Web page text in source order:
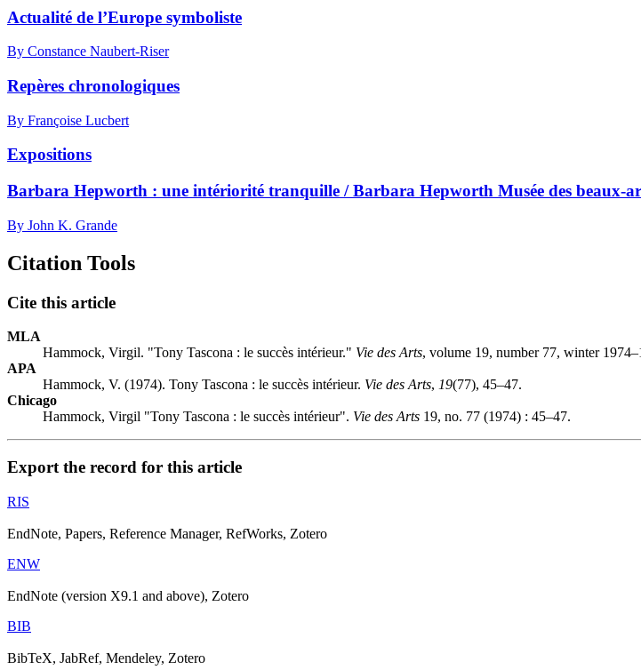
Actualité de l’Europe symboliste
By Constance Naubert-Riser
Repères chronologiques
By Françoise Lucbert
Expositions
Barbara Hepworth : une intériorité tranquille / Barbara Hepworth Musée des beaux-
By John K. Grande
Citation Tools
Cite this article
MLA
Hammock, Virgil. "Tony Tascona : le succès intérieur." Vie des Arts, volume 19, number 77, winter
APA
Hammock, V. (1974). Tony Tascona : le succès intérieur. Vie des Arts, 19(77), 45–47.
Chicago
Hammock, Virgil "Tony Tascona : le succès intérieur". Vie des Arts 19, no. 77 (1974) : 45–47.
Export the record for this article
RIS
EndNote, Papers, Reference Manager, RefWorks, Zotero
ENW
EndNote (version X9.1 and above), Zotero
BIB
BibTeX, JabRef, Mendeley, Zotero